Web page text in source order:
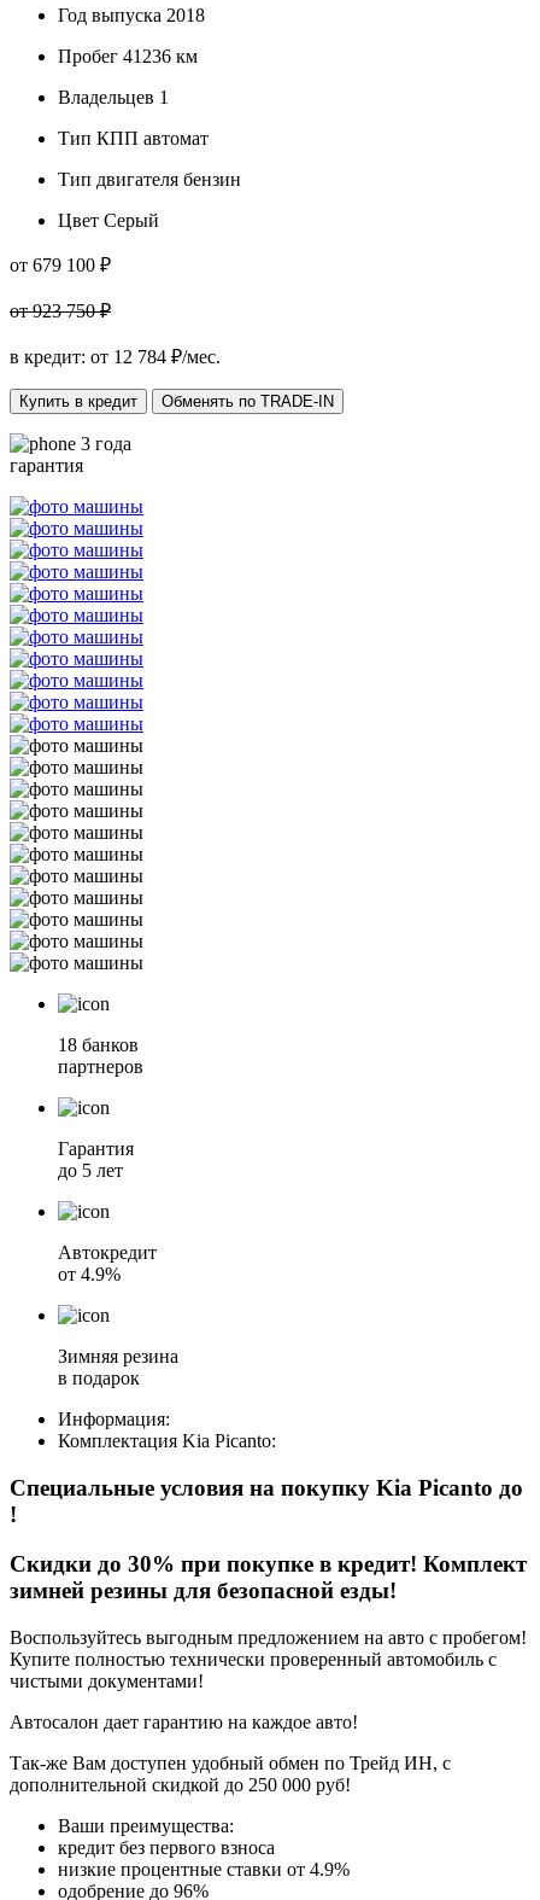
Год выпуска 2018
Пробег 41236 км
Владельцев 1
Тип КПП автомат
Тип двигателя бензин
Цвет Серый
от 679 100 ₽
от 923 750 ₽
в кредит: от 12 784 ₽/мес.
Купить в кредит Обменять по TRADE-IN
3 года
гарантия
18 банков
партнеров
Гарантия
до 5 лет
Автокредит
от 4.9%
Зимняя резина
в подарок
Информация:
Комплектация Kia Picanto:
Специальные условия на покупку Kia Picanto до
!
Скидки до 30% при покупке в кредит! Комплект
зимней резины для безопасной езды!
Воспользуйтесь выгодным предложением на авто с пробегом!
Купите полностью технически проверенный автомобиль с
чистыми документами!
Автосалон дает гарантию на каждое авто!
Так-же Вам доступен удобный обмен по Трейд ИН, с
дополнительной скидкой до 250 000 руб!
Ваши преимущества:
кредит без первого взноса
низкие процентные ставки от 4.9%
одобрение до 96%